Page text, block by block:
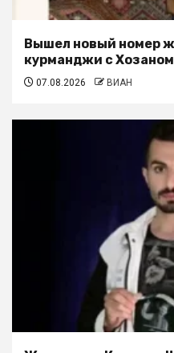
Вышел новый номер
курманджи с
07.08.2026 ВИАН